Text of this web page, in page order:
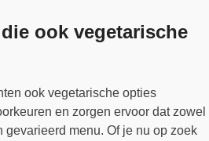
ook vegetarische
ook vegetarische opties
en zorgen ervoor dat zowel
menu. Of je nu op zoek